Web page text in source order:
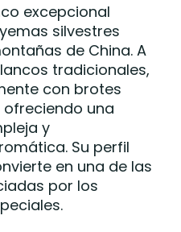
excepcional
silvestres
de China. A
tradicionales,
con brotes
una
y
Su perfil
en una de las
por los